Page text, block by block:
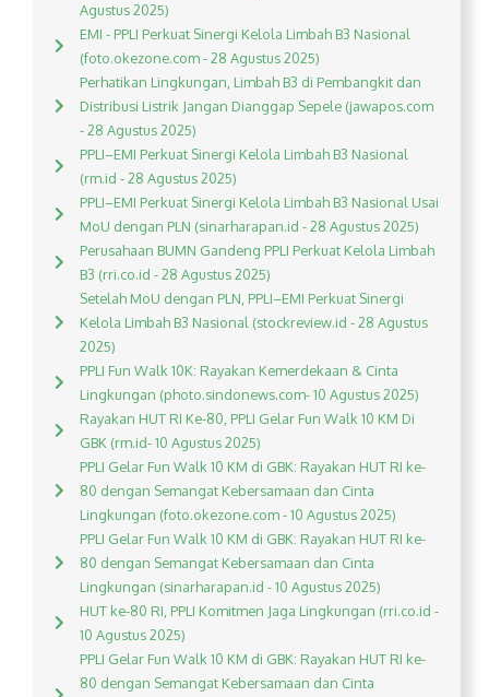
Agustus 2025)
EMI - PPLI Perkuat Sinergi Kelola Limbah B3 Nasional
(foto.okezone.com - 28 Agustus 2025)
Perhatikan Lingkungan, Limbah B3 di Pembangkit dan
Distribusi Listrik Jangan Dianggap Sepele (jawapos.com
- 28 Agustus 2025)
PPLI–EMI Perkuat Sinergi Kelola Limbah B3 Nasional
(rm.id - 28 Agustus 2025)
PPLI–EMI Perkuat Sinergi Kelola Limbah B3 Nasional Usai
MoU dengan PLN (sinarharapan.id - 28 Agustus 2025)
Perusahaan BUMN Gandeng PPLI Perkuat Kelola Limbah
B3 (rri.co.id - 28 Agustus 2025)
Setelah MoU dengan PLN, PPLI–EMI Perkuat Sinergi
Kelola Limbah B3 Nasional (stockreview.id - 28 Agustus
2025)
PPLI Fun Walk 10K: Rayakan Kemerdekaan & Cinta
Lingkungan (photo.sindonews.com- 10 Agustus 2025)
Rayakan HUT RI Ke-80, PPLI Gelar Fun Walk 10 KM Di
GBK (rm.id- 10 Agustus 2025)
PPLI Gelar Fun Walk 10 KM di GBK: Rayakan HUT RI ke-
80 dengan Semangat Kebersamaan dan Cinta
Lingkungan (foto.okezone.com - 10 Agustus 2025)
PPLI Gelar Fun Walk 10 KM di GBK: Rayakan HUT RI ke-
80 dengan Semangat Kebersamaan dan Cinta
Lingkungan (sinarharapan.id - 10 Agustus 2025)
HUT ke-80 RI, PPLI Komitmen Jaga Lingkungan (rri.co.id -
10 Agustus 2025)
PPLI Gelar Fun Walk 10 KM di GBK: Rayakan HUT RI ke-
80 dengan Semangat Kebersamaan dan Cinta